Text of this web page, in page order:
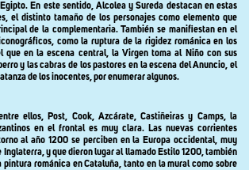
En este sentido, Alcolea y Sureda destacan en estas
el distinto tamaño de los personajes como elemento que
de la complementaria.También se manifiestan en el
como la ruptura de la rigidez románica en los
que en la escena central, la Virgen toma al Niño con sus
y las cabras de los pastores en la escena del Anuncio, el
de los inocentes, por enumerar algunos.
ellos, Post, Cook, Azcárate, Castiñeiras y Camps, la
en el frontal es muy clara. Las nuevas corrientes
al año 1200 se perciben en la Europa occidental, muy
Inglaterra, y que dieron lugar al llamado Estilo 1200, también
pintura románica en Cataluña, tanto en la mural como sobre